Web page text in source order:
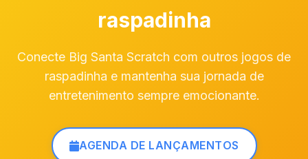
raspadinha
Conecte Big Santa Scratch com outros jogos de
raspadinha e mantenha sua jornada de
entretenimento sempre emocionante.
AGENDA DE LANÇAMENTOS